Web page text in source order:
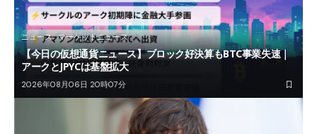
ニュース マーケットニュース
【今日の仮想通貨ニュース】ブロック好決算もBTC事業失速｜
アークとJPYCは基盤拡大
2026年08月06日 20時07分